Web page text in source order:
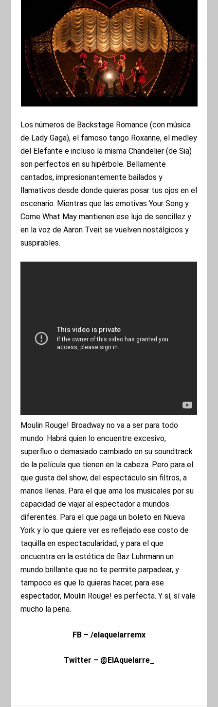
Los números de Backstage Romance (con música
de Lady Gaga), el famoso tango Roxanne, el medley
del Elefante e incluso la misma Chandelier (de Sia)
son perfectos en su hipérbole. Bellamente
cantados, impresionantemente bailados y
llamativos desde donde quieras posar tus ojos en el
escenario. Mientras que las emotivas Your Song y
Come What May mantienen ese lujo de sencillez y
en la voz de Aaron Tveit se vuelven nostálgicos y
suspirables.
Moulin Rouge! Broadway no va a ser para todo
mundo. Habrá quien lo encuentre excesivo,
superfluo o demasiado cambiado en su soundtrack
de la película que tienen en la cabeza. Pero para el
que gusta del show, del espectáculo sin filtros, a
manos llenas. Para el que ama los musicales por su
capacidad de viajar al espectador a mundos
diferentes. Para el que paga un boleto en Nueva
York y lo que quiere ver es reflejado ese costo de
taquilla en espectacularidad, y para el que
encuentra en la estética de Baz Luhrmann un
mundo brillante que no te permite parpadear, y
tampoco es que lo quieras hacer, para ese
espectador, Moulin Rouge! es perfecta. Y sí, sí vale
mucho la pena.
FB – /elaquelarremx
Twitter – @ElAquelarre_